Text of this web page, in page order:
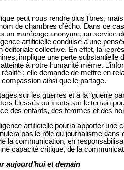
peut nous rendre plus libres,
de chambres d’écho. Dans ce
un marécage anonyme, au service
artificielle conduise à une
éditoriale collective. En effet, la
implique une perte
à notre humanité même.
réalité ; elle demande de mettre en
ainsi que le partage.
sur les guerres et à la “guerre
blessés ou morts sur le terrain
des enfants, des femmes et des
artificielle pourra apporter
pas le rôle du journalisme
la communication, en
capacité critique, de la
aujourd’hui et demain